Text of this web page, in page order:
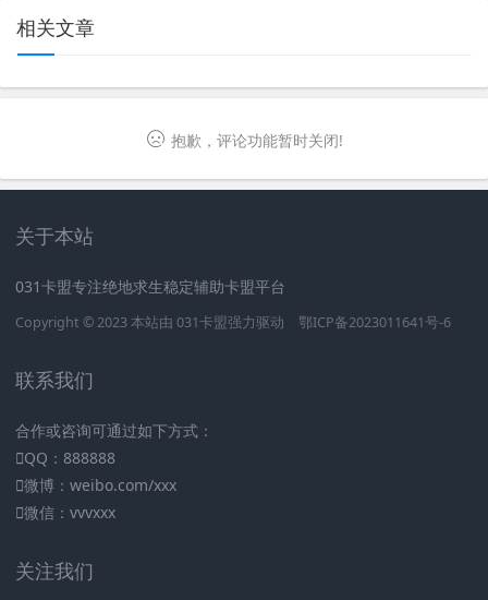
相关文章
抱歉，评论功能暂时关闭!
关于本站
031卡盟专注绝地求生稳定辅助卡盟平台
Copyright © 2023 本站由 031卡盟强力驱动 鄂ICP备2023011641号-6
联系我们
合作或咨询可通过如下方式：
QQ：888888
微博：weibo.com/xxx
微信：vvvxxx
关注我们